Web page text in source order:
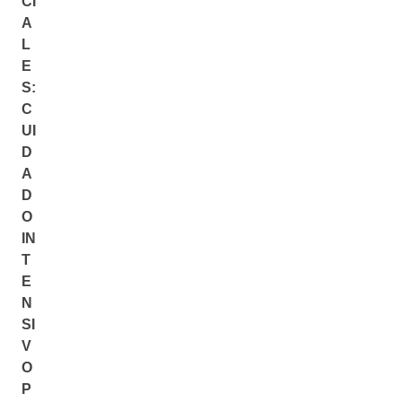
A
L
E
S:
C
UI
D
A
D
O
IN
T
E
N
SI
V
O
P